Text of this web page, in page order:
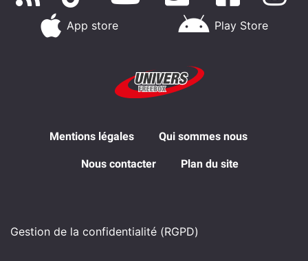
App store Play Store
Mentions légales Qui sommes nous
Nous contacter Plan du site
Gestion de la confidentialité (RGPD)